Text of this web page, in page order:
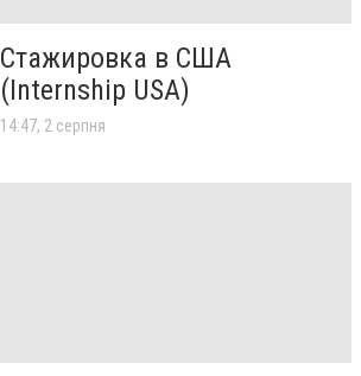
Стажировка в США
(Internship USA)
14:47, 2 серпня